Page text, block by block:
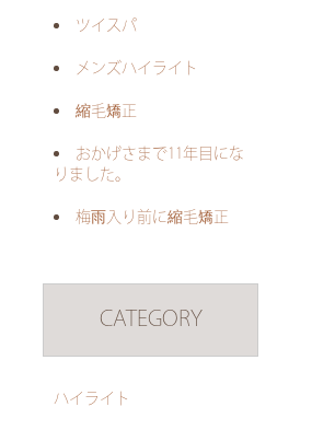
ツイスパ
メンズハイライト
縮毛矯正
おかげさまで11年目にな
りました。
梅雨入り前に縮毛矯正
CATEGORY
ハイライト